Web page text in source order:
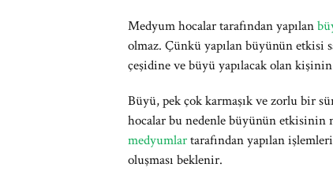
Medyum hocalar tarafından yapılan
olmaz. Çünkü yapılan büyünün etkisi
çeşidine ve büyü yapılacak olan
Büyü, pek çok karmaşık ve zorlu bir
hocalar bu nedenle büyünün etkisinin
medyumlartarafından yapılan
oluşması beklenir.